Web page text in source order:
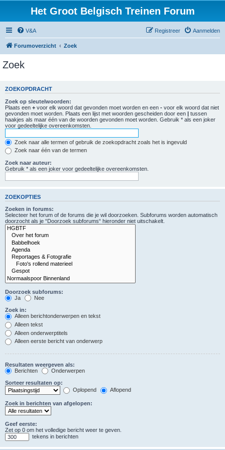
Het Groot Belgisch Treinen Forum
V&A Aanmelden
Registreer
Forumoverzicht Zoek
Zoek
ZOEKOPDRACHT
Zoek op sleutelwoorden:
Plaats een + voor elk woord dat gevonden moet worden en een - voor elk woord dat niet
gevonden moet worden. Plaats een lijst met woorden gescheiden door een | tussen
haakjes als maar één van de woorden gevonden moet worden. Gebruik * als een joker
voor gedeeltelijke overeenkomsten.
Zoek naar alle termen of gebruik de zoekopdracht zoals het is ingevuld
Zoek naar één van de termen
Zoek naar auteur:
Gebruik * als een joker voor gedeeltelijke overeenkomsten.
ZOEKOPTIES
Zoeken in forums:
Selecteer het forum of de forums die je wil doorzoeken. Subforums worden automatisch
doorzocht als je “Doorzoek subforums“ hieronder niet uitschakelt.
Doorzoek subforums:
Ja
Nee
Zoek in:
Alleen berichtonderwerpen en tekst
Alleen tekst
Alleen onderwerptitels
Alleen eerste bericht van onderwerp
Resultaten weergeven als:
Berichten
Onderwerpen
Sorteer resultaten op:
Oplopend
Aflopend
Zoek in berichten van afgelopen:
Geef eerste:
Zet op 0 om het volledige bericht weer te geven.
tekens in berichten